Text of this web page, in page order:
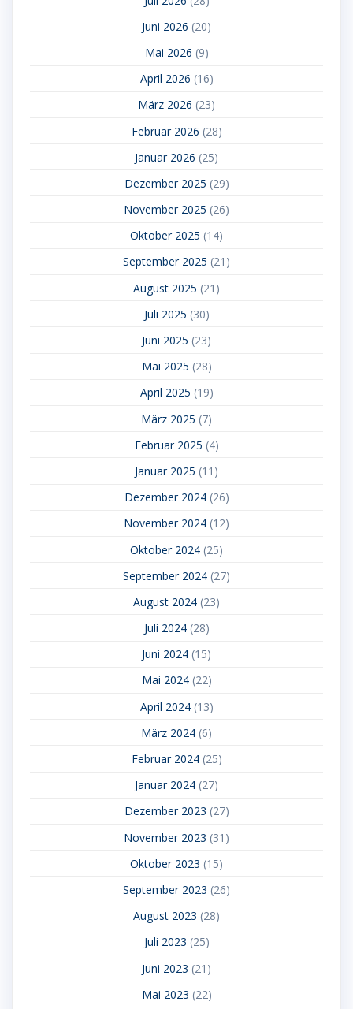
Juni 2026 (20)
Mai 2026 (9)
April 2026 (16)
März 2026 (23)
Februar 2026 (28)
Januar 2026 (25)
Dezember 2025 (29)
November 2025 (26)
Oktober 2025 (14)
September 2025 (21)
August 2025 (21)
Juli 2025 (30)
Juni 2025 (23)
Mai 2025 (28)
April 2025 (19)
März 2025 (7)
Februar 2025 (4)
Januar 2025 (11)
Dezember 2024(26)
November 2024 (12)
Oktober 2024 (25)
September 2024 (27)
August 2024 (23)
Juli 2024(28)
Juni 2024 (15)
Mai 2024(22)
April 2024(13)
März 2024 (6)
Februar 2024(25)
Januar 2024 (27)
Dezember 2023 (27)
November 2023 (31)
Oktober 2023 (15)
September 2023 (26)
August 2023 (28)
Juli 2023 (25)
Juni 2023 (21)
Mai 2023 (22)